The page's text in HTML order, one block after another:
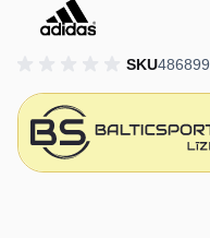
SKU486899